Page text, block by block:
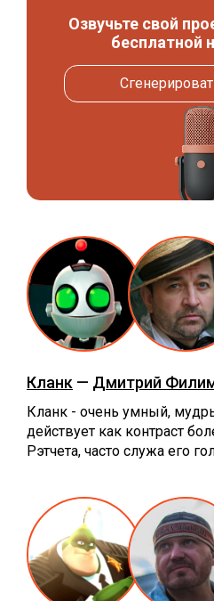
Озвучьте свой
бесплатной
Кланк — Дмитрий
Кланк - очень умный,
действует как контраст
Рэтчета, часто служа его